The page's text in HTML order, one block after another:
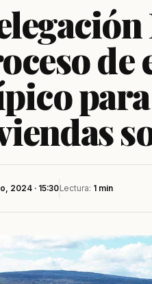
2024 · 15:30Lectura: 1 min